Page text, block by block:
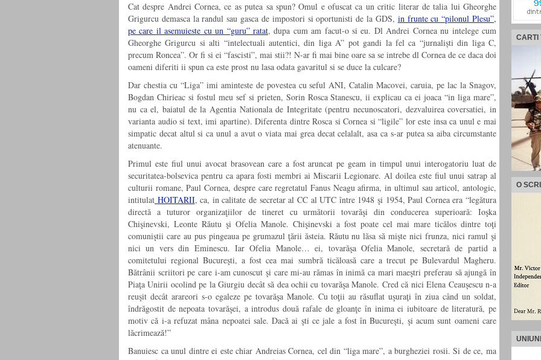
Cat despre Andrei Cornea, ce as putea sa spun? Omul e ofuscat ca un critic literar de talia lui Gheorghe
Grigurcu demasca la randul sau gasca de impostori si oportunisti de la GDS, in frunte cu “pilonul Plesu”,
pe care il asemuieste cu un “guru” ratat, dupa cum am facut-o si eu. Dl Andrei Cornea nu intelege cum
Gheorghe Grigurcu si alti “intelectuali autentici, din liga A” pot gandi la fel ca “jurnaliști din liga C,
precum Roncea”. Or fi si ei “fascisti”, mai stii?! N-ar fi mai bine oare sa se intrebe dl Cornea de ce daca doi
oameni diferiti ii spun ca este prost nu lasa odata gavaritul si se duce la culcare?
Dar chestia cu “Liga” imi aminteste de povestea cu seful ANI, Catalin Macovei, caruia, pe lac la Snagov,
Bogdan Chirieac si fostul meu sef si prieten, Sorin Rosca Stanescu, ii explicau ca ei joaca “in liga mare”,
nu ca el, baiatul de la Agentia Nationala de Integritate (pentru necunoscatori, dezvaluirea coversatiei, in
varianta audio si text, imi apartine). Diferenta dintre Rosca si Cornea si “ligile” lor este insa ca unul e mai
simpatic decat altul si ca unul a avut o viata mai grea decat celalalt, asa ca s-ar putea sa aiba circumstante
atenuante.
Primul este fiul unui avocat brasovean care a fost aruncat pe geam in timpul unui interogatoriu luat de
securitatea-bolsevica pentru ca apara fosti membri ai Miscarii Legionare. Al doilea este fiul unui satrap al
culturii romane, Paul Cornea, despre care regretatul Fanus Neagu afirma, in ultimul sau articol, antologic,
intitulat HOITARII, ca, in calitate de secretar al CC al UTC între 1948 şi 1954, Paul Cornea era “legătura
directă a tuturor organizaţiilor de tineret cu următorii tovarăşi din conducerea superioară: Ioşka
Chişinevski, Leonte Răutu şi Ofelia Manole. Chişinevski a fost poate cel mai mare ticălos dintre toţi
comuniştii care au pus pingeaua pe grumazul ţării ăsteia. Răutu nu lăsa să mişte nici frunza, nici ramul şi
nici un vers din Eminescu. Iar Ofelia Manole… ei, tovarăşa Ofelia Manole, secretară de partid a
comitetului regional Bucu­reşti, a fost cea mai sumbră ticăloasă care a trecut pe Bulevardul Magheru.
Bătrânii scriitori pe care i-am cunoscut şi care mi-au rămas în inimă ca mari maeştri preferau să ajun­gă în
Piaţa Unirii ocolind pe la Giurgiu decât să dea ochii cu tovarăşa Manole. Cred că nici Elena Ceauşescu n-a
reuşit decât arareori s-o egaleze pe tovarăşa Manole. Cu toţii au răsuflat uşuraţi în ziua când un soldat,
îndrăgostit de nepoata tovarăşei, a introdus două rafale de gloanţe în inima ei iubitoare de literatură, pe
motiv că i-a refuzat mâna nepoatei sale. Dacă ai şti ce jale a fost în Bucureşti, şi acum sunt oameni care
lăcrimează!”
Banuiesc ca unul dintre ei este chiar Andreias Cornea, cel din “liga mare”, a burgheziei rosii. Si de ce, ma
CARTI
O